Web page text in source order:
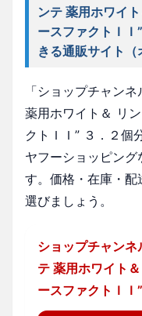
ンテ 薬用ホワイ
ースファクトＩ
きる通販サイト（
「ショップチャン
薬用ホワイト＆ リ
クトＩＩ” ３．２個
ヤフーショッピン
す。価格・在庫・
選びましょう。
ショップチャン
テ 薬用ホワイト
ースファクトＩＩ